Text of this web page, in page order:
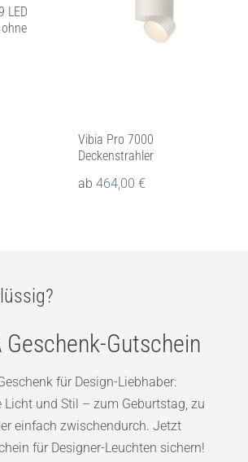
LED
Vibia Pro 7000
Deckenstrahler
ab 464,00 €
Geschenk-Gutschein
für Design-Liebhaber:
Licht und Stil – zum Geburtstag, zu
einfach zwischendurch. Jetzt
für Designer-Leuchten sichern!